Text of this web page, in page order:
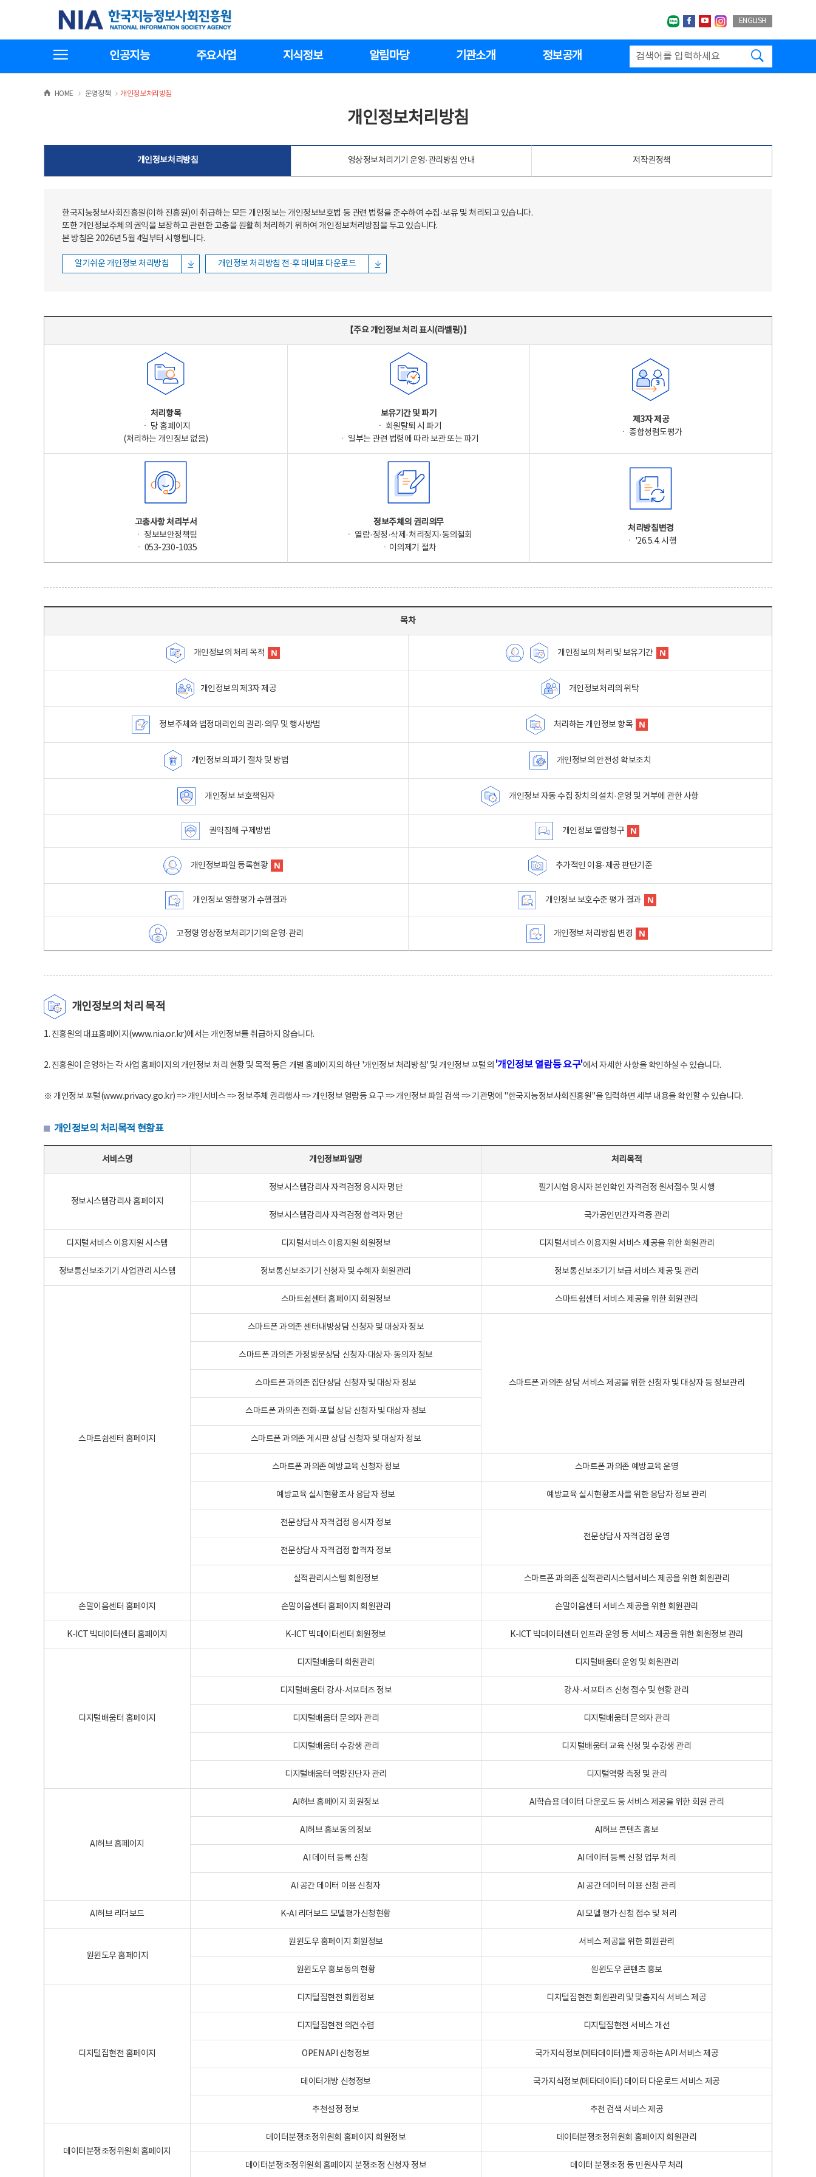
한국지능정보사회진흥원
네이버블로그
페이스북
유투브인스타그랩
ENGLISH
인공지능 주요사업 지식정보 알림마당 기관소개 정보공개
HOME >운영정책 >
개인정보처리방침
개인정보처리방침
개인정보처리방침 영상정보처리기기 운영·관리방침 안내 저작권정책
한국지능정보사회진흥원(이하 진흥원)이 취급하는 모든 개인정보는 개인정보보호법 등 관련 법령을 준수하여 수집·보유 및 처리되고 있습니다.
또한 개인정보주체의 권익을 보장하고 관련한 고충을 원활히 처리하기 위하여 개인정보처리방침을 두고 있습니다.
본 방침은 2026년 5월 4일부터 시행됩니다.
알기쉬운 개인정보 처리방침 개인정보 처리방침 전·후 대비표 다운로드
【주요 개인정보 처리 표시(라벨링)】
처리항목
ㆍ 당 홈페이지
(처리하는 개인정보 없음)
보유기간 및 파기
ㆍ 회원탈퇴 시 파기
ㆍ 일부는 관련 법령에 따라 보관 또는 파기
제3자 제공
ㆍ 종합청렴도평가
고충사항 처리부서
ㆍ 정보보안정책팀
ㆍ 053-230-1035
정보주체의 권리의무
ㆍ 열람·정정·삭제·처리정지·동의철회
ㆍ이의제기 절차
처리방침변경
ㆍ '26.5.4. 시행
목차
개인정보의 처리 목적 개인정보의 처리 및 보유기간
개인정보의 제3자 제공 개인정보처리의 위탁
정보주체와 법정대리인의 권리·의무 및 행사방법 처리하는 개인정보 항목
개인정보의 파기 절차 및 방법 개인정보의 안전성 확보조치
개인정보 보호책임자 개인정보 자동 수집 장치의 설치·운영 및 거부에 관한 사항
권익침해 구제방법 개인정보 열람청구
개인정보파일 등록현황 추가적인 이용·제공 판단기준
개인정보 영향평가 수행결과 개인정보 보호수준 평가 결과
고정형 영상정보처리기기의 운영·관리 개인정보 처리방침 변경
개인정보의 처리 목적
1. 진흥원의 대표홈페이지(www.nia.or.kr)에서는 개인정보를 취급하지 않습니다.
2. 진흥원이 운영하는 각 사업 홈페이지의 개인정보 처리 현황 및 목적 등은 개별 홈페이지의 하단 '개인정보 처리방침' 및 개인정보 포털의 '개인정보 열람등 요구'에서 자세한 사항을 확인하실 수 있습니다.
※ 개인정보 포털(www.privacy.go.kr) => 개인서비스 => 정보주체 권리행사 => 개인정보 열람등 요구 => 개인정보 파일 검색 => 기관명에 "한국지능정보사회진흥원"을 입력하면 세부 내용을 확인할 수 있습니다.
개인정보의 처리목적 현황표
서비스명 개인정보파일명 처리목적
정보시스템감리사 홈페이지
정보시스템감리사 자격검정 응시자 명단 필기시험 응시자 본인확인 자격검정 원서접수 및 시행
정보시스템감리사 자격검정 합격자 명단 국가공인민간자격증 관리
디지털서비스 이용지원 시스템 디지털서비스 이용지원 회원정보 디지털서비스 이용지원 서비스 제공을 위한 회원관리
정보통신보조기기 사업관리 시스템 정보통신보조기기 신청자 및 수혜자 회원관리 정보통신보조기기 보급 서비스 제공 및 관리
스마트쉼센터 홈페이지
스마트쉼센터 홈페이지 회원정보 스마트쉼센터 서비스 제공을 위한 회원관리
스마트폰 과의존 센터내방상담 신청자 및 대상자 정보
스마트폰 과의존 상담 서비스 제공을 위한 신청자 및 대상자 등 정보관리
스마트폰 과의존 가정방문상담 신청자·대상자·동의자 정보
스마트폰 과의존 집단상담 신청자 및 대상자 정보
스마트폰 과의존 전화·포털 상담 신청자 및 대상자 정보
스마트폰 과의존 게시판 상담 신청자 및 대상자 정보
스마트폰 과의존 예방교육 신청자 정보 스마트폰 과의존 예방교육 운영
예방교육 실시현황조사 응답자 정보 예방교육 실시현황조사를 위한 응답자 정보 관리
전문상담사 자격검정 응시자 정보
전문상담사 자격검정 운영
전문상담사 자격검정 합격자 정보
실적관리시스템 회원정보 스마트폰 과의존 실적관리시스템서비스 제공을 위한 회원관리
손말이음센터 홈페이지 손말이음센터 홈페이지 회원관리 손말이음센터 서비스 제공을 위한 회원관리
K-ICT 빅데이터센터 홈페이지 K-ICT 빅데이터센터 회원정보 K-ICT 빅데이터센터 인프라 운영 등 서비스 제공을 위한 회원정보 관리
디지털배움터 홈페이지
디지털배움터 회원관리 디지털배움터 운영 및 회원관리
디지털배움터 강사·서포터즈 정보 강사·서포터즈 신청 접수 및 현황 관리
디지털배움터 문의자 관리 디지털배움터 문의자 관리
디지털배움터 수강생 관리 디지털배움터 교육 신청 및 수강생 관리
디지털배움터 역량진단자 관리 디지털역량 측정 및 관리
AI허브 홈페이지
AI허브 홈페이지 회원정보 AI학습용 데이터 다운로드 등 서비스 제공을 위한 회원 관리
AI허브 홍보동의 정보 AI허브 콘텐츠 홍보
AI 데이터 등록 신청 AI 데이터 등록 신청 업무 처리
AI 공간 데이터 이용 신청자 AI 공간 데이터 이용 신청 관리
AI허브 리더보드 K-AI 리더보드 모델평가신청현황 AI 모델 평가 신청 접수 및 처리
원윈도우 홈페이지
원윈도우 홈페이지 회원정보 서비스 제공을 위한 회원관리
원윈도우 홍보동의 현황 원윈도우 콘텐츠 홍보
디지털집현전 홈페이지
디지털집현전 회원정보 디지털집현전 회원관리 및 맞춤지식 서비스 제공
디지털집현전 의견수렴 디지털집현전 서비스 개선
OPEN API 신청정보 국가지식정보(메타데이터)를 제공하는 API 서비스 제공
데이터개방 신청정보 국가지식정보(메타데이터) 데이터 다운로드 서비스 제공
추천설정 정보 추천 검색 서비스 제공
데이터분쟁조정위원회 홈페이지
데이터분쟁조정위원회 홈페이지 회원정보 데이터분쟁조정위원회 홈페이지 회원관리
데이터분쟁조정위원회 홈페이지 분쟁조정 신청자 정보 데이터 분쟁조정 등 민원사무 처리